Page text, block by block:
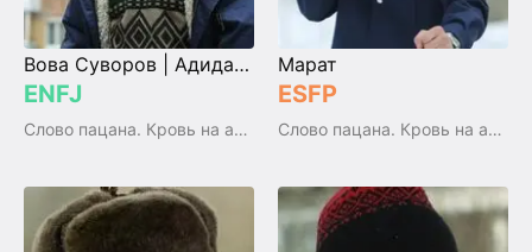
Вова Суворов | Адидас старший
ENFJ
Слово пацана. Кровь на асфальте / Slovo patsana
Марат
ESFP
Слово пацана. Кровь на асфальте / Slovo patsana